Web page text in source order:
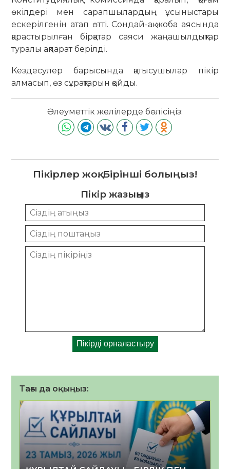
өкілдері мен сарапшылардың ұсыныстары
ескерілгенін атап өтті. Сондай-ақ жоба аясында
қарастырылған бірқатар саяси жаңашылдықтар
туралы ақпарат берілді.
Кездесулер барысында қатысушылар пікір
алмасып, өз сұрақтарын қойды.
Әлеуметтік желілерде бөлісіңіз:
Пікірлер жоқ. Бірінші болыңыз!
Пікір жазыңыз
Тағы да оқыңыз: